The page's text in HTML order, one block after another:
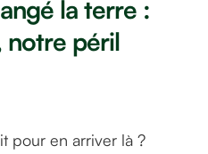
la terre :
notre péril
pour en arriver là ?